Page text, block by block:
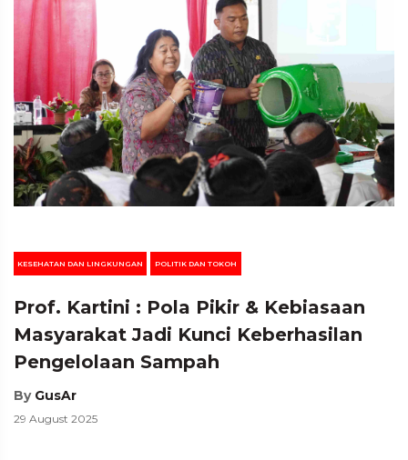
KESEHATAN DAN LINGKUNGAN POLITIK DAN TOKOH
Prof. Kartini : Pola Pikir & Kebiasaan
Masyarakat Jadi Kunci Keberhasilan
Pengelolaan Sampah
By GusAr
29 August 2025